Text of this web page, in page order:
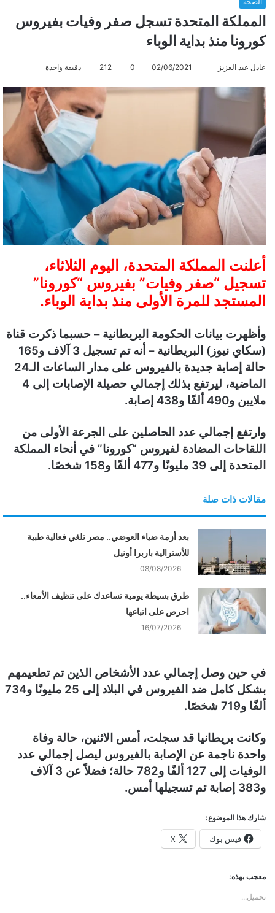
المملكة المتحدة تسجل صفر وفيات بفيروس
كورونا منذ بداية الوباء
عادل عبد العزيز
ب
د
ا
إ
ت
و
ن
ي
02/06/2021
0
212 دقيقة واحدة
أعلنت المملكة المتحدة، اليوم الثلاثاء،
تسجيل “صفر وفيات” بفيروس “كورونا”
المستجد للمرة الأولى منذ بداية الوباء.
وأظهرت بيانات الحكومة البريطانية – حسبما ذكرت قناة
(سكاي نيوز) البريطانية – أنه تم تسجيل 3 آلاف و165
حالة إصابة جديدة بالفيروس على مدار الساعات الـ24
الماضية، ليرتفع بذلك إجمالي حصيلة الإصابات إلى 4
ملايين و490 ألفًا و438 إصابة.
وارتفع إجمالي عدد الحاصلين على الجرعة الأولى من
اللقاحات المضادة لفيروس “كورونا” في أنحاء المملكة
المتحدة إلى 39 مليونًا و477 ألفًا و158 شخصًا.
مقالات ذات صلة
بعد أزمة ضياء العوضي.. مصر تلغي فعالية طبية
للأسترالية باربرا أونيل
08/08/2026
طرق بسيطة يومية تساعدك على تنظيف الأمعاء..
احرص على اتباعها
16/07/2026
في حين وصل إجمالي عدد الأشخاص الذين تم تطعيمهم
بشكل كامل ضد الفيروس في البلاد إلى 25 مليونًا و734
ألفًا و719 شخصًا.
وكانت بريطانيا قد سجلت، أمس الاثنين، حالة وفاة
واحدة ناجمة عن الإصابة بالفيروس ليصل إجمالي عدد
الوفيات إلى 127 ألفًا و782 حالة؛ فضلاً عن 3 آلاف
و383 إصابة تم تسجيلها أمس.
شارك هذا الموضوع:
فيس بوك X
معجب بهذه:
تحميل...